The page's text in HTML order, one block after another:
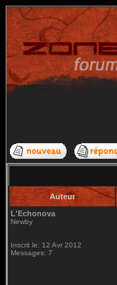
Auteur
L'Echonova
Newby
Inscrit le: 12 Avr 2012
Messages: 7